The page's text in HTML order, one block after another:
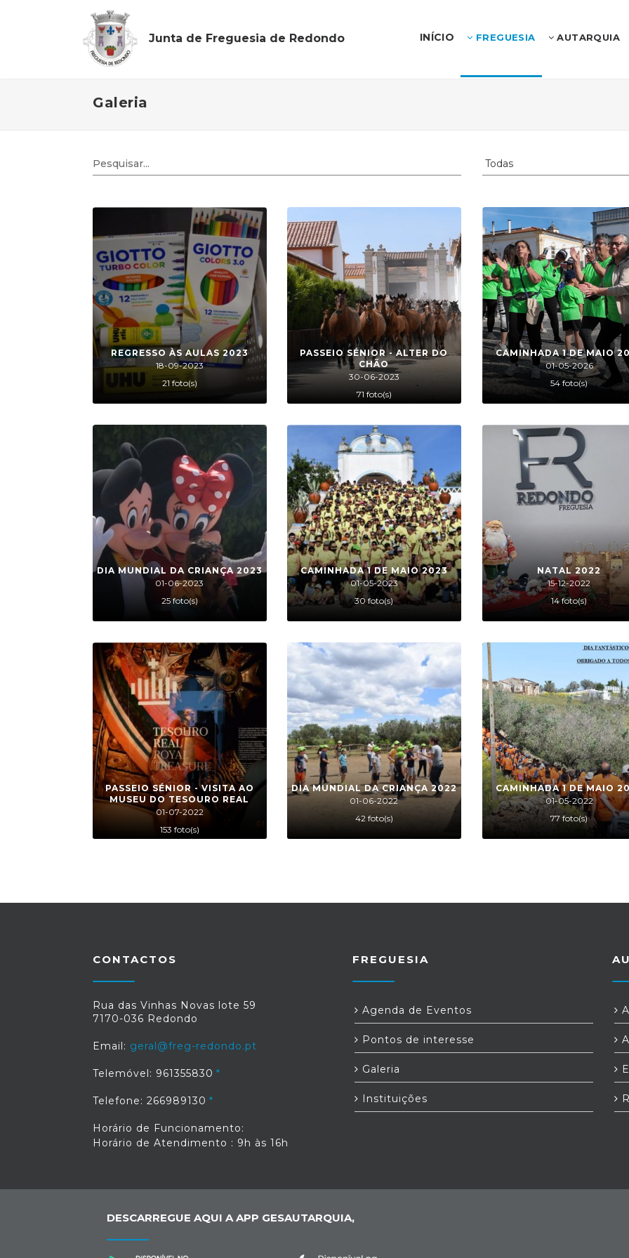
Junta de Freguesia de Redondo INÍCIO FREGUESIA AUTARQUIA
Galeria
REGRESSO ÀS AULAS 2023
18-09-2023
21 foto(s)
PASSEIO SÉNIOR - ALTER DO
CHÃO
30-06-2023
71 foto(s)
CAMINHADA 1 DE MAIO
01-05-2026
54 foto(s)
DIA MUNDIAL DA CRIANÇA 2023
01-06-2023
25 foto(s)
CAMINHADA 1 DE MAIO 2023
01-05-2023
30 foto(s)
NATAL 2022
15-12-2022
14 foto(s)
PASSEIO SÉNIOR - VISITA AO
MUSEU DO TESOURO REAL
01-07-2022
153 foto(s)
DIA MUNDIAL DA CRIANÇA 2022
01-06-2022
42 foto(s)
CAMINHADA 1 DE MAIO
01-05-2022
77 foto(s)
CONTACTOS
Rua das Vinhas Novas lote 59
7170-036 Redondo
Email: geral@freg-redondo.pt
Telemóvel: 961355830
Telefone: 266989130
Horário de Funcionamento:
Horário de Atendimento : 9h às 16h
FREGUESIA
Agenda de Eventos
Pontos de interesse
Galeria
Instituições
DESCARREGUE AQUI A APP GESAUTARQUIA,